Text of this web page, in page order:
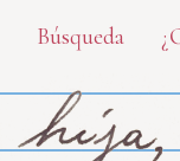
Búsqueda